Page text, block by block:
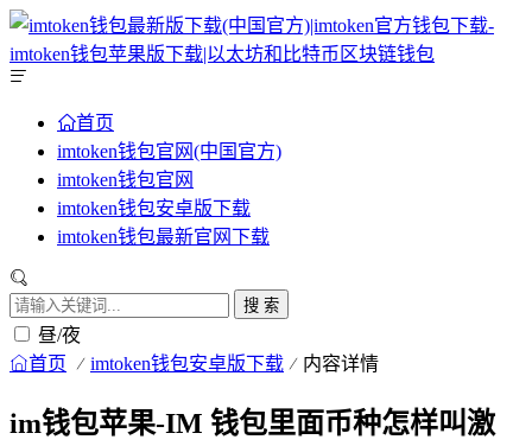
首页
imtoken钱包官网(中国官方)
imtoken钱包官网
imtoken钱包安卓版下载
imtoken钱包最新官网下载
搜 索
昼/夜
首页 imtoken钱包安卓版下载 内容详情
im钱包苹果-IM 钱包里面币种怎样叫激